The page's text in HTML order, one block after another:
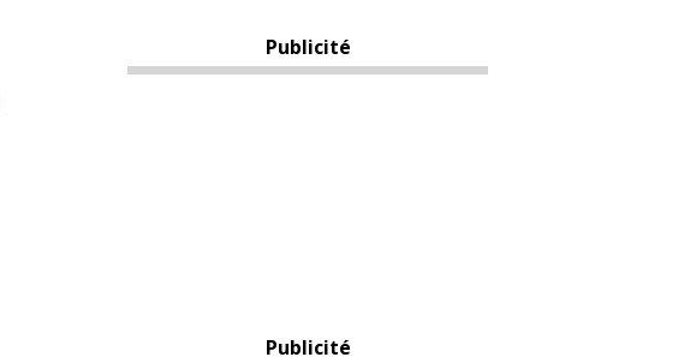
Publicité
Publicité